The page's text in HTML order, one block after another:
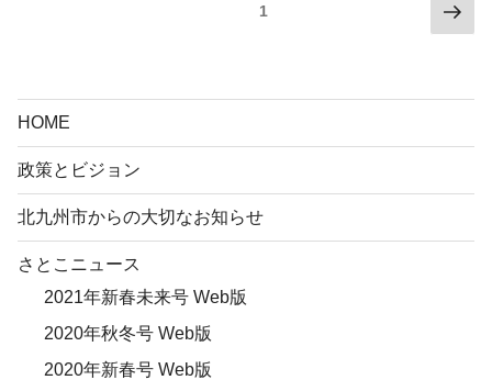
ペ
ー
ジ
送
り
1
次
の
HOME
政策とビジョン
北九州市からの大切なお知らせ
さとこニュース
2021年新春未来号 Web版
2020年秋冬号 Web版
2020年新春号 Web版